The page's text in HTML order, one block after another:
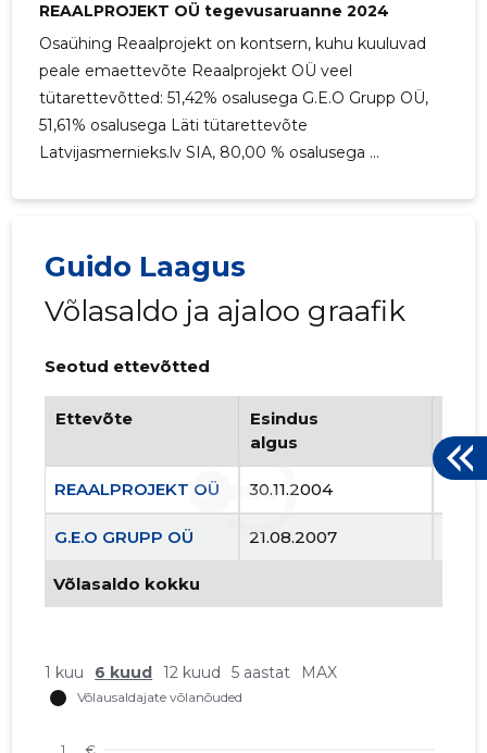
REAALPROJEKT OÜ tegevusaruanne 2024
Osaühing Reaalprojekt on kontsern, kuhu kuuluvad
peale emaettevõte Reaalprojekt OÜ veel
tütarettevõtted: 51,42% osalusega G.E.O Grupp OÜ,
51,61% osalusega Läti tütarettevõte
Latvijasmernieks.lv SIA, 80,00 % osalusega ...
Guido Laagus
Võlasaldo ja ajaloo graafik
Seotud ettevõtted
Ettevõte
Esindus
algus
lõpp
REAALPROJEKT OÜ 30.11.2004
G.E.O GRUPP OÜ 21.08.2007
Võlasaldo kokku
1 kuu 6 kuud 12 kuud 5 aastat MAX